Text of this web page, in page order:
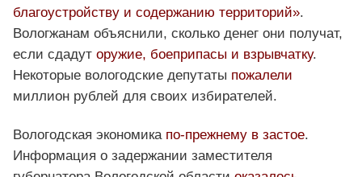
благоустройству и содержанию территорий».
Вологжанам объяснили, сколько денег они получат,
если сдадут оружие, боеприпасы и взрывчатку.
Некоторые вологодские депутаты пожалели
миллион рублей для своих избирателей.
Вологодская экономика по-прежнему в застое.
Информация о задержании заместителя